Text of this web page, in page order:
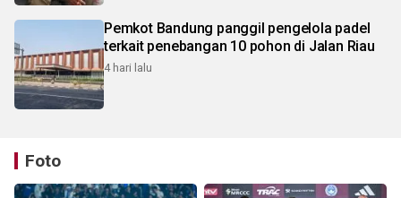
Pemkot Bandung panggil pengelola padel
terkait penebangan 10 pohon di Jalan Riau
4 hari lalu
Foto